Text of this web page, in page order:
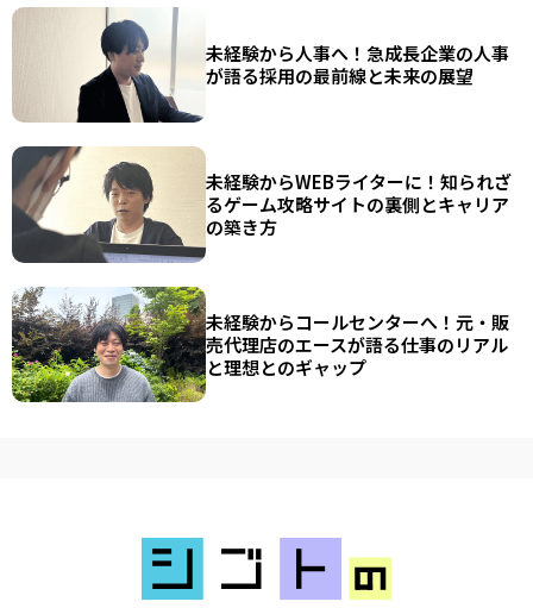
未経験から人事へ！急成長企業の人事
が語る採用の最前線と未来の展望
未経験からWEBライターに！知られざ
るゲーム攻略サイトの裏側とキャリア
の築き方
未経験からコールセンターへ！元・販
売代理店のエースが語る仕事のリアル
と理想とのギャップ